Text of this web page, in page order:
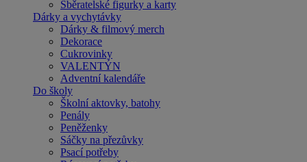
Sběratelské figurky a karty
Dárky a vychytávky
Dárky & filmový merch
Dekorace
Cukrovinky
VALENTÝN
Adventní kalendáře
Do školy
Školní aktovky, batohy
Penály
Peněženky
Sáčky na přezůvky
Psací potřeby